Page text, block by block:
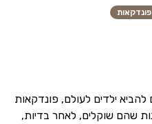
להביא ילדים לעולם, פונדקאות
שהם שוקלים, לאחר בדיות,